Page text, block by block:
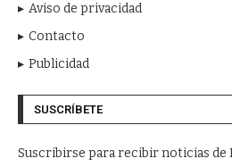
Aviso de privacidad
Contacto
Publicidad
SUSCRÍBETE
Suscribirse para recibir noticias de